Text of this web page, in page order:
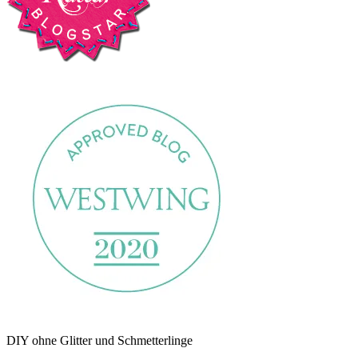
DIY ohne Glitter und Schmetterlinge